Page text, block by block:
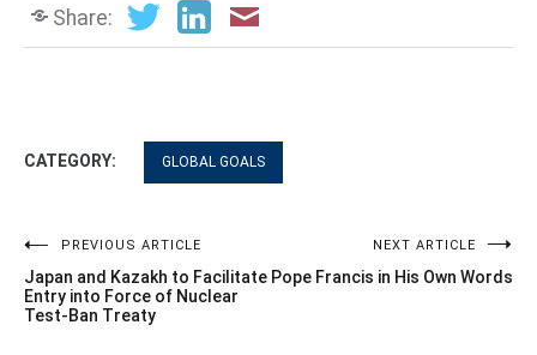
Share:
CATEGORY: GLOBAL GOALS
Post
navigation
PREVIOUS ARTICLE
Japan and Kazakh to Facilitate
Entry into Force of Nuclear
Test-Ban Treaty
NEXT ARTICLE
Pope Francis in His Own Words